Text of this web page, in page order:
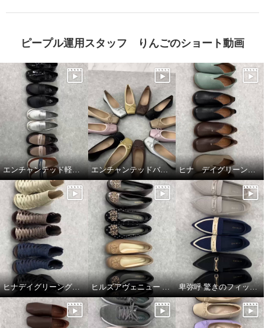
ピープル運用スタッフ りんごのショート動画
エンチャンテッド軽量コインローファー エンチャンテッドバレエシューズ ヒナ デイグリーン 上質素材が足をつつむ オブリークトゥシューズ
ヒナデイグリーングラディエーターブーティ ヒルズアヴェニュー ウェーブソールパンプス 卑弥呼 驚きのフィット感 すっと履ける ニットローファー